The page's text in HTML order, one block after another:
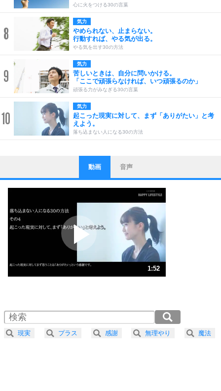
心に火をつける30の言葉
8
気力
やめられない、止まらない。
行動すれば、やる気が出る。
やる気を出す30の方法
9
気力
苦しいときは、自分に問いかける。
「ここで頑張らなければ、いつ頑張るのか」
頑張る力がみなぎる30の言葉
10
気力
起こった現実に対して、まず「ありがたい」と考
えよう。
落ち込まない人になる30の方法
1
ストレス対策
他人と比べない。
いっそのこと、他人を見ない。
いらいらしない人になる30の方法
ポジティブになれない原因は、行動しないから。
ポジティブ思考になる30の方法
人生、なんとかなるもの。
気楽に生きる30の方法
4 器の大きい人は、怒りを優しさで表現する。
プラス思考
動画 音声
1:52
2.0倍速 （221KB 56秒）
2.5倍速 （177KB 45秒）
3.0倍速 （147KB 37秒）
現実 プラス 感謝 無理やり 魔法